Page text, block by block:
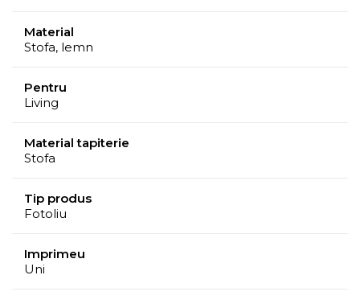
Material
Stofa, lemn
Pentru
Living
Material tapiterie
Stofa
Tip produs
Fotoliu
Imprimeu
Uni